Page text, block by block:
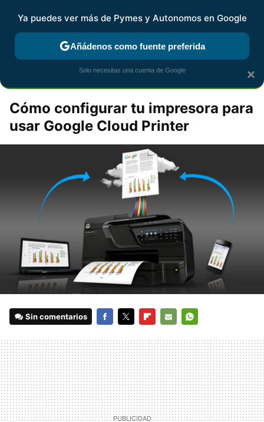
marca que se menciona +info
espaciohp
Cómo configurar tu impresora para
usar Google Cloud Printer
Sin comentarios
MAIL
×
Ya puedes ver más de Pymes y Autonomos en Google
Añádenos como fuente preferida
Solo necesitas una cuenta de Google